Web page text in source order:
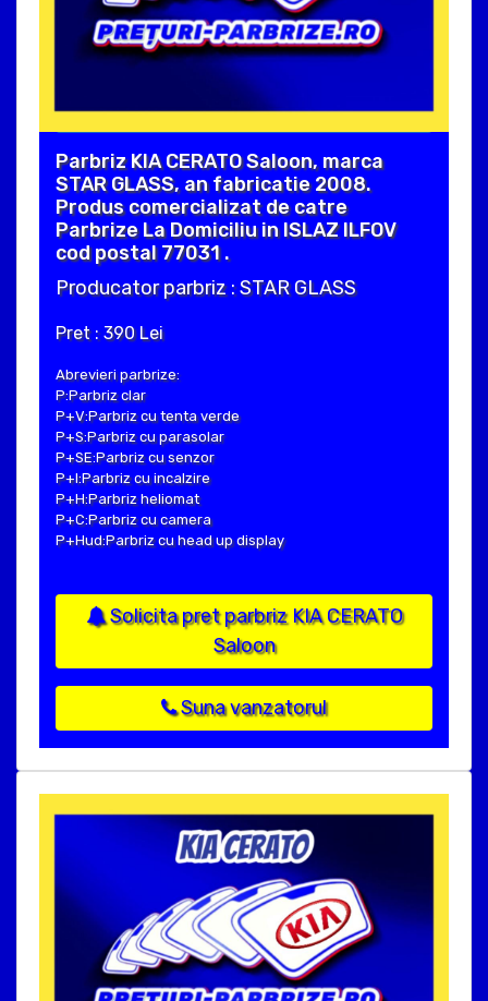
Parbriz KIA CERATO Saloon, marca
STAR GLASS, an fabricatie 2008.
Produs comercializat de catre
Parbrize La Domiciliu in ISLAZ ILFOV
cod postal 77031 .
Producator parbriz : STAR GLASS
Pret : 390 Lei
Abrevieri parbrize:
P:Parbriz clar
P+V:Parbriz cu tenta verde
P+S:Parbriz cu parasolar
P+SE:Parbriz cu senzor
P+I:Parbriz cu incalzire
P+H:Parbriz heliomat
P+C:Parbriz cu camera
P+Hud:Parbriz cu head up display
Solicita pret parbriz KIA CERATO
Saloon
Suna vanzatorul